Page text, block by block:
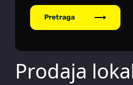
Pretraga
Prodaja